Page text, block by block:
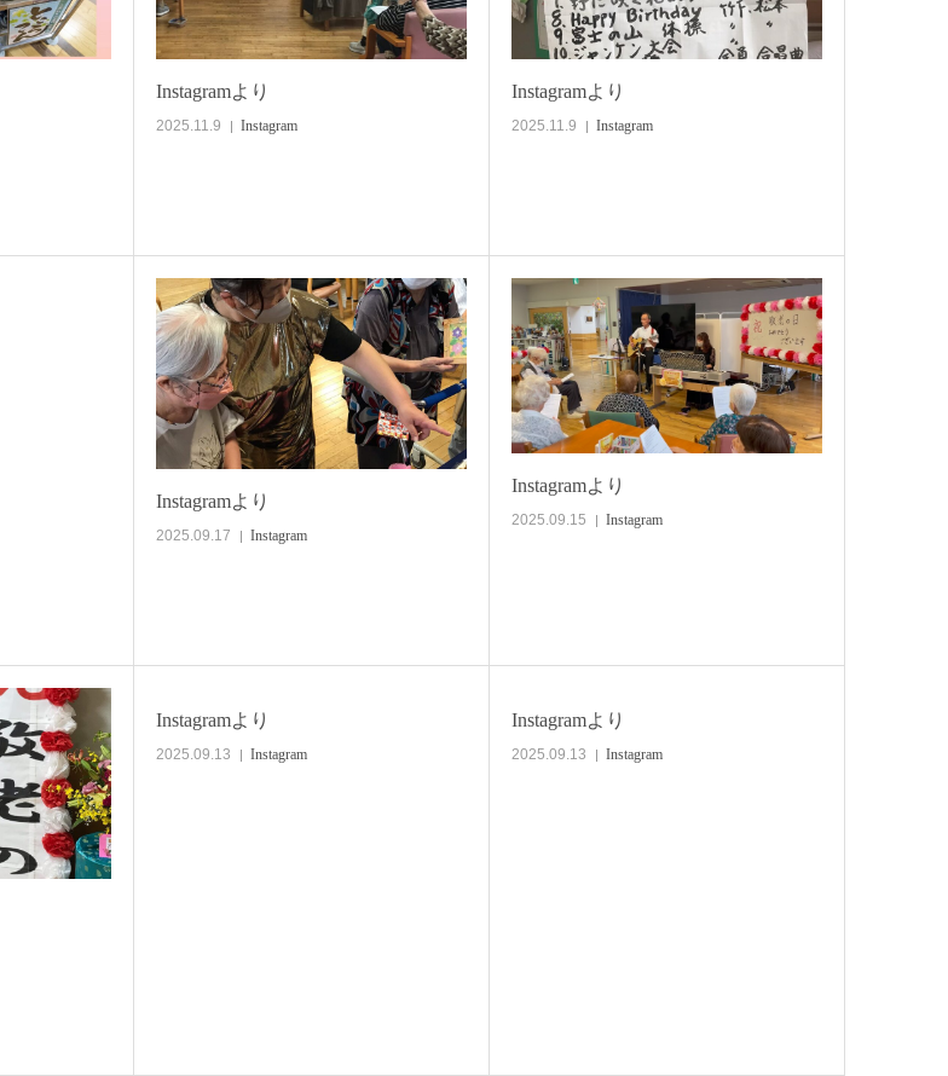
Instagramより
2025.11.9 Instagram
Instagramより
2025.11.9 Instagram
Instagramより
2025.09.17 Instagram
Instagramより
2025.09.15 Instagram
Instagramより
2025.09.13 Instagram
Instagramより
2025.09.13 Instagram